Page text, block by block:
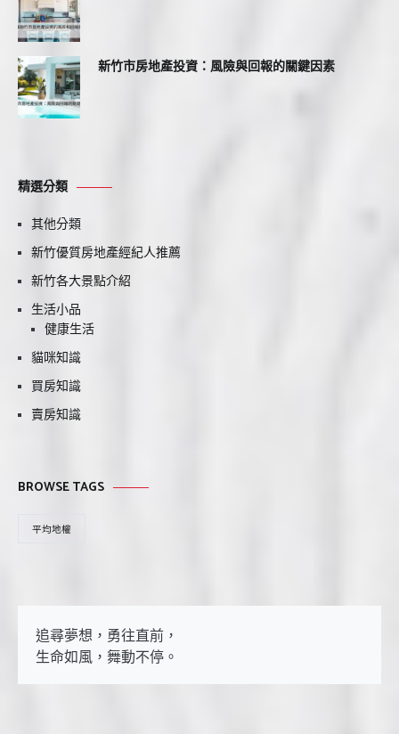
新竹市房地產投資：風險與回報的關鍵因素
精選分類
其他分類
新竹優質房地產經紀人推薦
新竹各大景點介紹
生活小品
健康生活
貓咪知識
買房知識
賣房知識
BROWSE TAGS
平均地權
追尋夢想，勇往直前，
生命如風，舞動不停。